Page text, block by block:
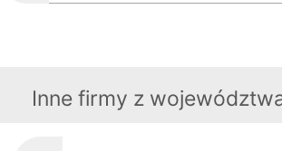
Inne firmy z